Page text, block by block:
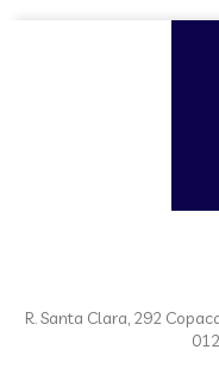
R. Santa Clara, 292